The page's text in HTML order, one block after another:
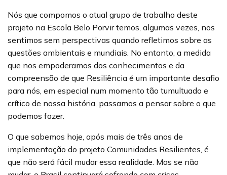
Nós que compomos o atual grupo de trabalho deste
projeto na Escola Belo Porvir temos, algumas vezes, nos
sentimos sem perspectivas quando refletimos sobre as
questões ambientais e mundiais. No entanto, a medida
que nos empoderamos dos conhecimentos e da
compreensão de que Resiliência é um importante desafio
para nós, em especial num momento tão tumultuado e
crítico de nossa história, passamos a pensar sobre o que
podemos fazer.
O que sabemos hoje, após mais de três anos de
implementação do projeto Comunidades Resilientes, é
que não será fácil mudar essa realidade. Mas se não